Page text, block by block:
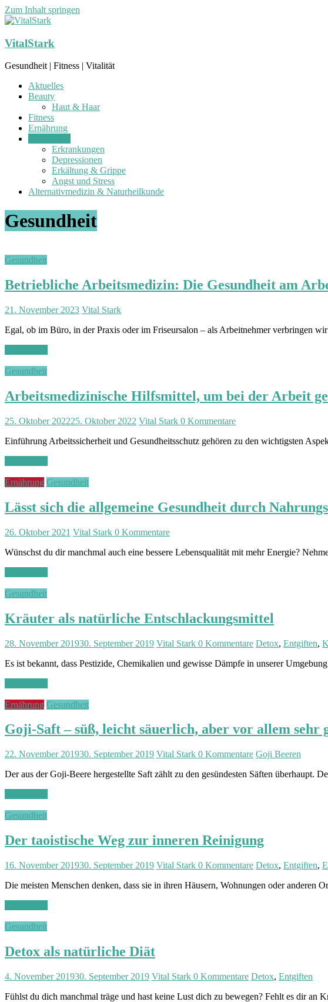
Zum Inhalt springen
VitalStark
Gesundheit | Fitness | Vitalität
Aktuelles
Beauty
Haut & Haar
Fitness
Ernährung
Erkrankungen
Depressionen
Erkältung & Grippe
Angst und Stress
Alternativmedizin & Naturheilkunde
Gesundheit
Gesundheit
Betriebliche Arbeitsmedizin: Die Gesundheit am
21. November 2023 Vital Stark
Egal, ob im Büro, in der Praxis oder im Friseursalon – als Arbeitnehmer verbringen
Gesundheit
Arbeitsmedizinische Hilfsmittel, um bei der Arbeit
25. Oktober 202225. Oktober 2022 Vital Stark 0 Kommentare
Einführung Arbeitssicherheit und Gesundheitsschutz gehören zu den wichtigsten
Ernährung Gesundheit
Lässt sich die allgemeine Gesundheit durch
26. Oktober 2021 Vital Stark 0 Kommentare
Wünschst du dir manchmal auch eine bessere Lebensqualität mit mehr Energie?
Gesundheit
Kräuter als natürliche Entschlackungsmittel
28. November 201930. September 2019 Vital Stark 0 Kommentare Detox, Entgiften,
Es ist bekannt, dass Pestizide, Chemikalien und gewisse Dämpfe in unserer
Ernährung Gesundheit
Goji-Saft – süß, leicht säuerlich, aber vor allem sehr
22. November 201930. September 2019 Vital Stark 0 Kommentare Goji Beeren
Der aus der Goji-Beere hergestellte Saft zählt zu den gesündesten Säften überhaupt.
Gesundheit
Der taoistische Weg zur inneren Reinigung
16. November 201930. September 2019 Vital Stark 0 Kommentare Detox, Entgiften,
Die meisten Menschen denken, dass sie in ihren Häusern, Wohnungen oder anderen
Gesundheit
Detox als natürliche Diät
4. November 201930. September 2019 Vital Stark 0 Kommentare Detox, Entgiften
Fühlst du dich manchmal träge und hast keine Lust dich zu bewegen? Fehlt es dir an